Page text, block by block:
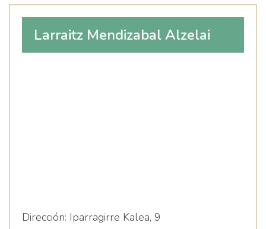
Larraitz Mendizabal Alzelai
Dirección: Iparragirre Kalea, 9